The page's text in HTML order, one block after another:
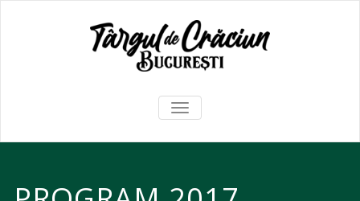
TOGGLE
NAVIGATION